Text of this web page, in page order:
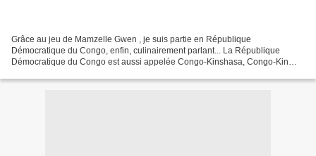
Grâce au jeu de Mamzelle Gwen , je suis partie en République
Démocratique du Congo, enfin, culinairement parlant... La République
Démocratique du Congo est aussi appelée Congo-Kinshasa, Congo-Kin